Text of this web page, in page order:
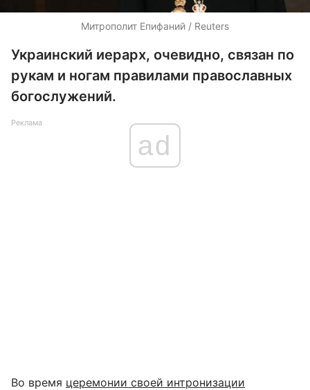
Митрополит Епифаний / Reuters
Украинский иерарх, очевидно, связан по
рукам и ногам правилами православных
богослужений.
Реклама
ad
Во время церемонии своей интронизации